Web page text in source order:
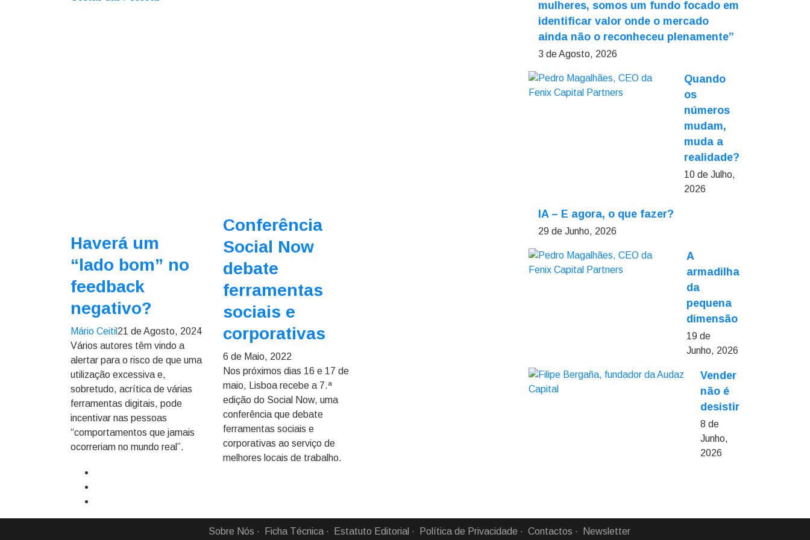
Haverá um
“lado bom” no
feedback
negativo?
Mário Ceitil 21 de Agosto, 2024
Vários autores têm vindo a
alertar para o risco de que uma
utilização excessiva e,
sobretudo, acrítica de várias
ferramentas digitais, pode
incentivar nas pessoas
“comportamentos que jamais
ocorreriam no mundo real”.
Conferência
Social Now
debate
ferramentas
sociais e
corporativas
6 de Maio, 2022
Nos próximos dias 16 e 17 de
maio, Lisboa recebe a 7.ª
edição do Social Now, uma
conferência que debate
ferramentas sociais e
corporativas ao serviço de
melhores locais de trabalho.
mulheres, somos um fundo focado em
identificar valor onde o mercado
ainda não o reconheceu plenamente”
3 de Agosto, 2026
Quando
os
números
mudam,
muda a
realidade?
10 de Julho,
2026
IA – E agora, o que fazer?
29 de Junho, 2026
A
armadilha
da
pequena
dimensão
19 de
Junho, 2026
Vender
não é
desistir
8 de
Junho,
2026
Sobre Nós Ficha Técnica Estatuto Editorial Política de Privacidade Contactos Newsletter